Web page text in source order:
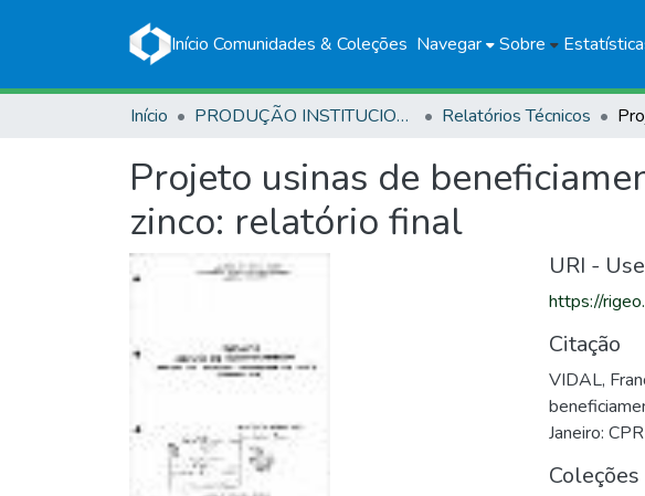
Início Comunidades & Coleções Navegar Sobre
Início PRODUÇÃO INSTITUCIONAL Relatórios Técnicos
Projeto usinas de
zinco: relatório final
URI -
https://
Citação
VIDAL,
Janeiro:
Coleções